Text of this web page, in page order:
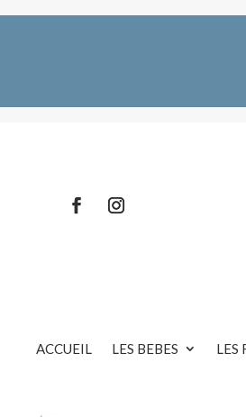
ACCUEIL LES BEBES LES